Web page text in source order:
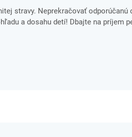
stravy. Neprekračovať odporúčanú
a dosahu detí! Dbajte na príjem